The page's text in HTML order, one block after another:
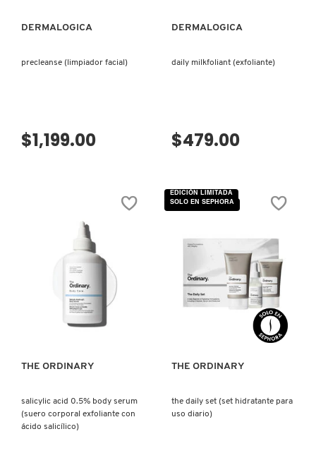
DERMALOGICA
precleanse (limpiador facial)
$1,199.00
DERMALOGICA
daily milkfoliant (exfoliante)
$479.00
VISTA RÁPIDA
THE ORDINARY
salicylic acid 0.5% body serum
(suero corporal exfoliante con
ácido salicílico)
VISTA RÁPIDA
THE ORDINARY
the daily set (set hidratante para
uso diario)
EDICIÓN LIMITADA
SOLO EN SEPHORA